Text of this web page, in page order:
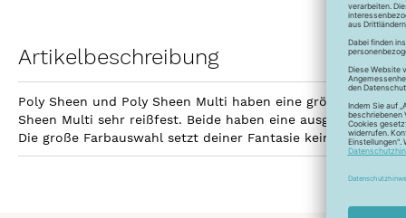
Artikelbeschreibung
Poly Sheen und Poly Sheen Multi haben eine größere
Sheen Multi sehr reißfest. Beide haben eine
Die große Farbauswahl setzt deiner Fantasie keine Grenzen